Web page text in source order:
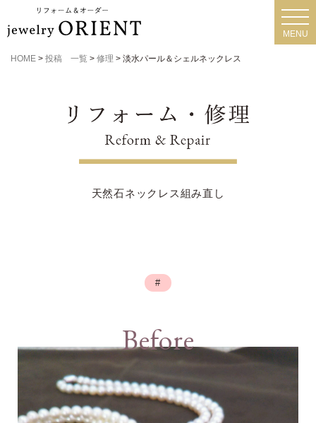
MENU
HOME > 投稿 一覧 > 修理 > 淡水パール＆シェルネックレス
天然石ネックレス組み直し
#
Before